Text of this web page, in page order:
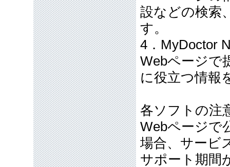
設などの検索
す。
4．MyDoctor
Webページで
に役立つ情報
各ソフトの注
Webページで
場合、サービ
サポート期間